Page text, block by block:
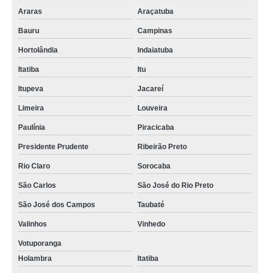
Araras Araçatuba
Bauru Campinas
Hortolândia Indaiatuba
Itatiba Itu
Itupeva Jacareí
Limeira Louveira
Paulínia Piracicaba
Presidente Prudente Ribeirão Preto
Rio Claro Sorocaba
São Carlos São José do Rio Preto
São José dos Campos Taubaté
Valinhos Vinhedo
Votuporanga
Holambra
Itatiba